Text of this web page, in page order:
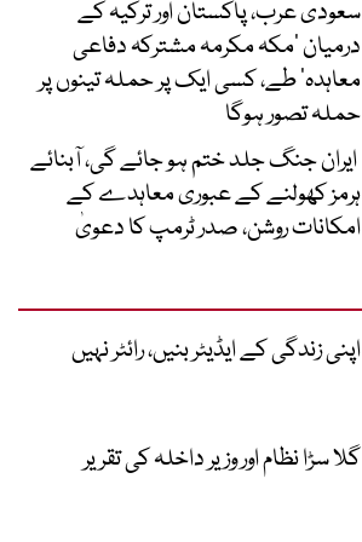
سعودی عرب، پاکستان اور ترکیہ کے
درمیان ’مکہ مکرمہ مشترکہ دفاعی
معاہدہ‘ طے، کسی ایک پر حملہ تینوں پر
حملہ تصور ہوگا
ایران جنگ جلد ختم ہو جائے گی، آبنائے
ہرمز کھولنے کے عبوری معاہدے کے
امکانات روشن، صدر ٹرمپ کا دعویٰ
اپنی زندگی کے ایڈیٹر بنیں، رائٹر نہیں
گلا سڑا نظام اور وزیر داخلہ کی تقریر